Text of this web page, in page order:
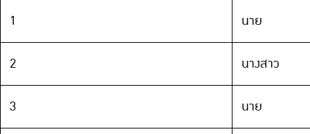
1
นาย
2
นางสาว
3
นาย